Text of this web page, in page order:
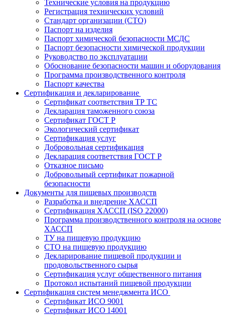
Технические условия на продукцию
Регистрация технических условий
Стандарт организации (СТО)
Паспорт на изделия
Паспорт химической безопасности МСДС
Паспорт безопасности химической продукции
Руководство по эксплуатации
Обоснование безопасности машин и оборудования
Программа производственного контроля
Паспорт качества
Сертификация и декларирование
Сертификат соответствия ТР ТС
Декларация таможенного союза
Сертификат ГОСТ Р
Экологический сертификат
Сертификация услуг
Добровольная сертификация
Декларация соответствия ГОСТ Р
Отказное письмо
Добровольный сертификат пожарной
безопасности
Документы для пищевых производств
Разработка и внедрение ХАССП
Сертификация ХАССП (ISO 22000)
Программа производственного контроля на основе
ХАССП
ТУ на пищевую продукцию
СТО на пищевую продукцию
Декларирование пищевой продукции и
продовольственного сырья
Сертификация услуг общественного питания
Протокол испытаний пищевой продукции
Сертификация систем менеджмента ИСО
Сертификат ИСО 9001
Сертификат ИСО 14001